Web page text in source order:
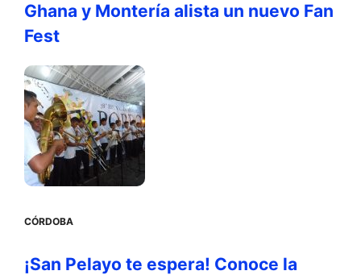
Ghana y Montería alista un nuevo Fan
Fest
CÓRDOBA
¡San Pelayo te espera! Conoce la